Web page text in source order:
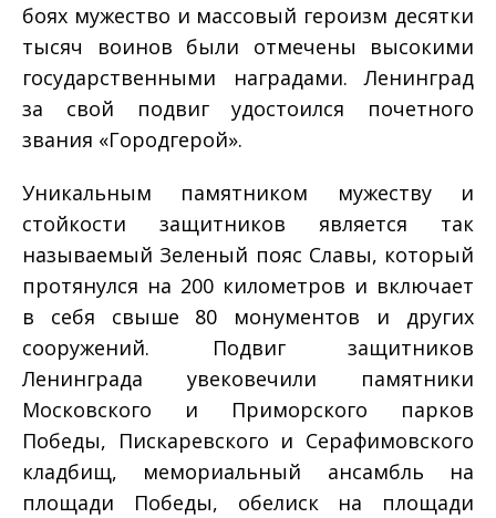
боях мужество и массовый героизм десятки
тысяч воинов были отмечены высокими
государственными наградами. Ленинград
за свой подвиг удостоился почетного
звания «Город­герой».
Уникальным памятником мужеству и
стойкости защитников является так
называемый Зеленый пояс Славы, который
протянулся на 200 километров и включает
в себя свыше 80 монументов и других
сооружений. Подвиг защитников
Ленинграда увековечили памятники
Московского и Приморского парков
Победы, Пискаревского и Серафимовского
кладбищ, мемориальный ансамбль на
площади Победы, обелиск на площади